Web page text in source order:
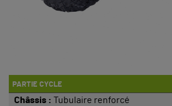
PARTIE CYCLE
Châssis : Tubulaire renforcé